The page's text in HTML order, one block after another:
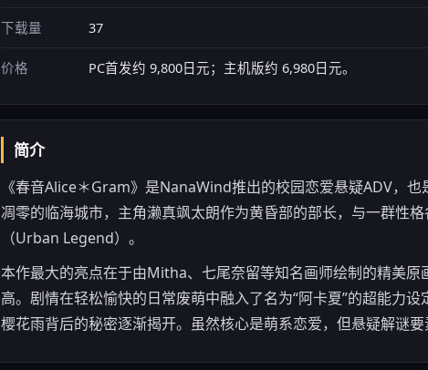
下载量 37
价格 PC首发约 9,800日元；主机版约 6,980日元。
简介
《春音Alice＊Gram》是NanaWind推出的校园恋爱悬疑ADV，
凋零的临海城市，主角濑真飒太朗作为黄昏部的部长，与一群性
（Urban Legend）。
本作最大的亮点在于由Mitha、七尾奈留等知名画师绘制的精美
高。剧情在轻松愉快的日常废萌中融入了名为“阿卡夏”的超能力
樱花雨背后的秘密逐渐揭开。虽然核心是萌系恋爱，但悬疑解谜